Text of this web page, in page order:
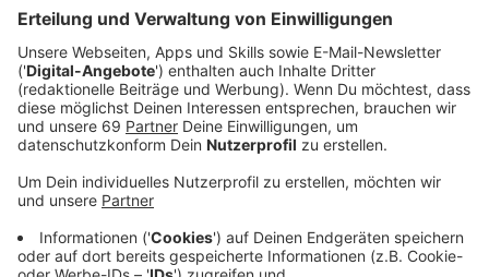
Zukunft zukommen könnte: Die extremen
Oberflächentemperaturen, die sich während
Hitzewellen auf dem oftmals schwarzen Asphalt
bilden können. Denn das Baumaterial wird bei Hitze
weich. Das bedeutet, es bilden sich schneller
Spurrillen - gerade wenn die Last großer LKW im Stau
auf die aufgeheizte Fahrbahn drückt.